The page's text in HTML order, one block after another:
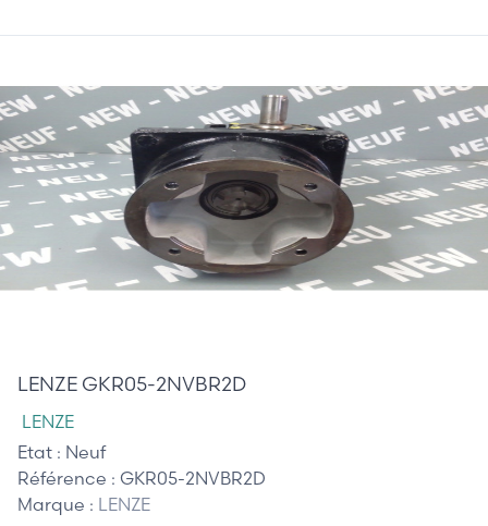
LENZE GKR05-2NVBR2D
LENZE
Etat : Neuf
Référence : GKR05-2NVBR2D
Marque : LENZE